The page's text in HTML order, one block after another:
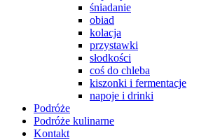
śniadanie
obiad
kolacja
przystawki
słodkości
coś do chleba
kiszonki i fermentacje
napoje i drinki
Podróże
Podróże kulinarne
Kontakt